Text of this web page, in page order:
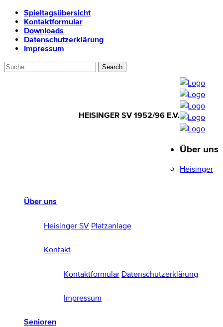
Spieltagsübersicht
Kontaktformular
Downloads
Datenschutzerklärung
Impressum
HEISINGER SV 1952/96 E.V.
1952/96 E.V.
Über uns
Heisinger SV Platzanlage
Kontakt
Kontaktformular Datenschutzerklärung
Impressum
Senioren
Über uns
Heisinger